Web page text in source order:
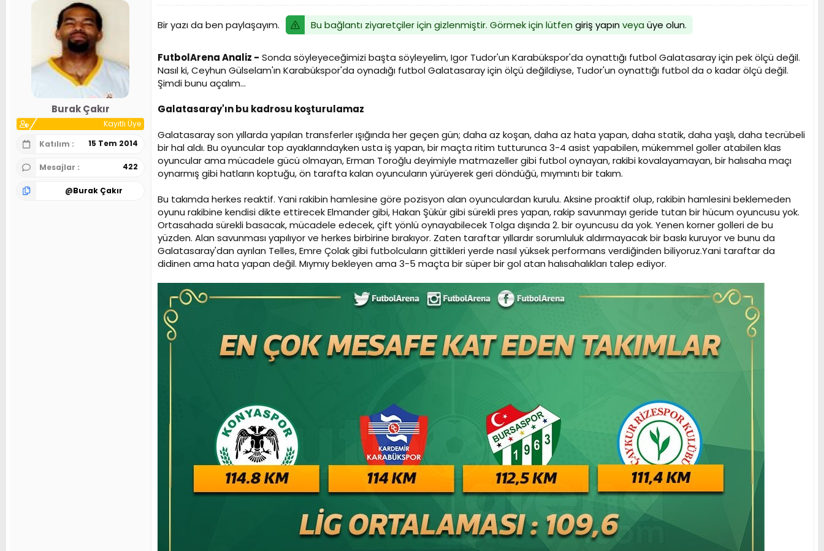
Burak Çakır
Kayıtlı Üye
Katılım
15 Tem 2014
Mesajlar 422
@Burak Çakır
Bir yazı da ben paylaşayım. Bu bağlantı ziyaretçiler için gizlenmiştir. Görmek için lütfen giriş yapınveya üye olun.
FutbolArena Analiz - Sonda söyleyeceğimizi başta söyleyelim, Igor Tudor'un Karabükspor'da oynattığı futbol Galatasaray için pek ölçü değil.
Nasıl ki, Ceyhun Gülselam'ın Karabükspor'da oynadığı futbol Galatasaray için ölçü değildiyse, Tudor'un oynattığı futbol da o kadar ölçü değil.
Şimdi bunu açalım...
Galatasaray'ın bu kadrosu koşturulamaz
Galatasaray son yıllarda yapılan transferler ışığında her geçen gün; daha az koşan, daha az hata yapan, daha statik, daha yaşlı, daha tecrübeli
bir hal aldı. Bu oyuncular top ayaklarındayken usta iş yapan, bir maçta ritim tutturunca 3-4 asist yapabilen, mükemmel goller atabilen klas
oyuncular ama mücadele gücü olmayan, Erman Toroğlu deyimiyle matmazeller gibi futbol oynayan, rakibi kovalayamayan, bir halısaha maçı
oynarmış gibi hatların koptuğu, ön tarafta kalan oyuncuların yürüyerek geri döndüğü, mıymıntı bir takım.
Bu takımda herkes reaktif. Yani rakibin hamlesine göre pozisyon alan oyunculardan kurulu. Aksine proaktif olup, rakibin hamlesini beklemeden
oyunu rakibine kendisi dikte ettirecek Elmander gibi, Hakan Şükür gibi sürekli pres yapan, rakip savunmayı geride tutan bir hücum oyuncusu yok.
Ortasahada sürekli basacak, mücadele edecek, çift yönlü oynayabilecek Tolga dışında 2. bir oyuncusu da yok. Yenen korner golleri de bu
yüzden. Alan savunması yapılıyor ve herkes birbirine bırakıyor. Zaten taraftar yıllardır sorumluluk aldırmayacak bir baskı kuruyor ve bunu da
Galatasaray'dan ayrılan Telles, Emre Çolak gibi futbolcuların gittikleri yerde nasıl yüksek performans verdiğinden biliyoruz.Yani taraftar da
didinen ama hata yapan değil. Mıymıy bekleyen ama 3-5 maçta bir süper bir gol atan halısahalıkları talep ediyor.